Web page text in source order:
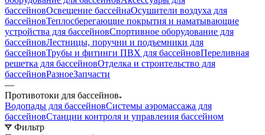
бассейновОсвещение бассейнаОсушители воздуха для
бассейновТеплосберегающие покрытия и наматывающие
устройства для бассейновСпортивное оборудование для
бассейновЛестницы, поручни и подъемники для
бассейновТрубы и фитинги ПВХ для бассейновПереливная
решетка для бассейновОтделка и строительство для
бассейновРазноеЗапчасти
—
Противотоки для бассейнов
Водопады для бассейновСистемы аэромассажа для
бассейновСтанции контроля и управления бассейном
Фильтр